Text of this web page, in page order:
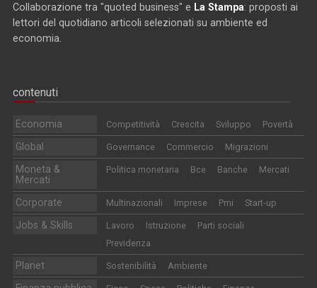
Collaborazione tra "quoted business" e La Stampa: proposti ai
lettori del quotidiano articoli selezionati su ambiente ed
economia.
contenuti
Economia Competitività Crescita Sviluppo Povertà
Global Governance Commercio Migrazioni
Moneta &
Mercati
Politica monetaria Bce Banche Mercati
Corporate Multinazionali Imprese Pmi Start-up
Jobs & Skills Lavoro Istruzione
Parti sociali
Previdenza
Planet Sostenibilità Ambiente